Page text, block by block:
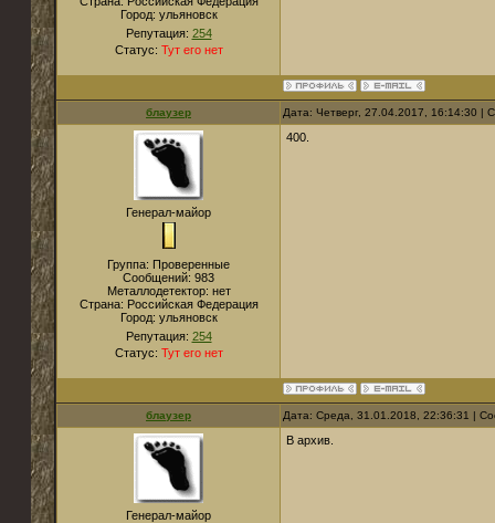
Город: ульяновск
Репутация: 254
Статус: Тут его нет
блаузер Дата: Четверг, 27.04.2017, 16:14:30 |
Генерал-майор
Группа: Проверенные
Сообщений: 983
Металлодетектор: нет
Страна: Российская Федерация
Город: ульяновск
Репутация: 254
Статус: Тут его нет
400.
блаузер Дата: Среда, 31.01.2018, 22:36:31 |
Генерал-майор
В архив.